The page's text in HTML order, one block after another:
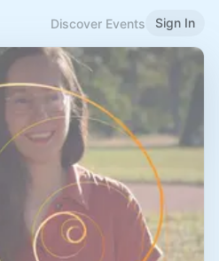
Discover Events Sign In